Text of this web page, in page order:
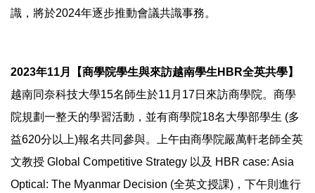
識，將於2024年逐步推動會議共識事務。
2023年11月【商學院學生與來訪越南學生HBR全英共學】
越南同奈科技大學15名師生於11月17日來訪商學院。商學
院規劃一整天的學習活動，並有商學院18名大學部學生 (多
益620分以上)報名共同參與。上午由商學院嚴萬軒老師全英
文教授 Global Competitive Strategy 以及 HBR case: Asia
Optical: The Myanmar Decision (全英文授課)，下午則進行